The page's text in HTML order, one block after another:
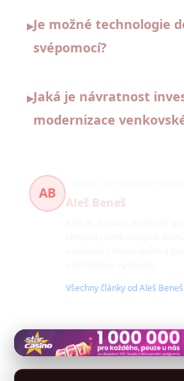
▸Je možné technologie
svépomocí?
▸Jaká je návratnost
modernizace
AB
Aleš Beneš
Všechny články od Aleš